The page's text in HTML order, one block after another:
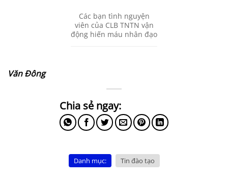
Các bạn tình nguyện
viên của CLB TNTN vận
động hiến máu nhân đạo
Văn Đông
Danh mục: Tin đào tạo